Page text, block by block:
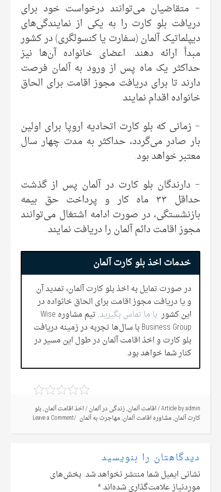
– متقاضیان می‌توانند درخواست خود برای
دریافت بلو کارت را به یکی از نمایندگی‌های
دیپلماتیک آلمان (سفارت یا کنسولگری) در کشور
مبدأ ارائه دهند. اعضای خانواده آن‌ها نیز
حداکثر یک ماه پس از ورود به آلمان فرصت
دارند تا برای دریافت مجوز اقامت برای الحاق
خانواده اقدام نمایند.
– زمانی که بلو کارت اتحادیه اروپا برای اولین
بار صادر می‌گردد، حداکثر به مدت چهار سال
معتبر خواهد بود.
– دارندگان بلو کارت در آلمان پس از گذشت
حداقل ۳۳ ماه کار و پرداخت حق بیمه
بازنشستگی، در صورت ادامه اشتغال می‌توانند
مجوز اقامت دائم آلمان را دریافت نمایند.
خدمات اخذ بلو کارت آلمان
در صورت تمایل به اخذ بلو کارت آلمان، تمدید آن
و یا دریافت مجوز اقامت برای الحاق خانواده در
این کشور با ما تماس بگیرید
. تیم مشاوره Wise
Business Group با سال‌ها تجربه در زمینه دریافت
بلو کارت و اخذ اقامت آلمان در طول این مسیر در
کنار شما خواهد بود.
Article byadmin
/اقامت آلمان,زندگی در آلمان/اخذ اقامت آلمان,بلو
کارت آلمان,مشاوره اقامت آلمان,مهاجرت به آلمان Leave a Comment
دیدگاهتان را بنویسید
نشانی ایمیل شما منتشر نخواهد شد.بخش‌های
موردنیاز علامت‌گذاری شده‌اند*